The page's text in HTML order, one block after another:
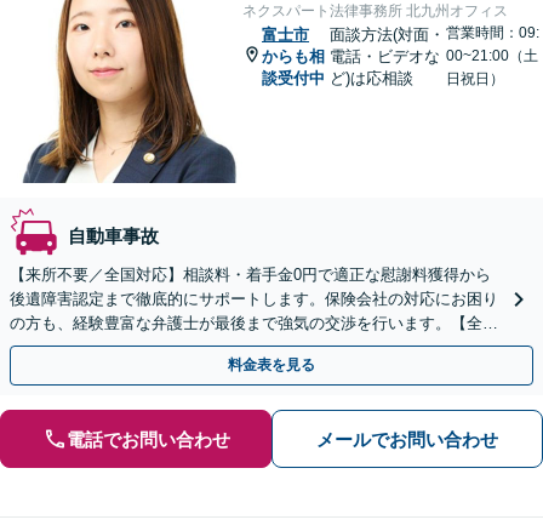
ネクスパート法律事務所 北九州オフィス
富士市
からも相
談受付中
面談方法(対面・
電話・ビデオな
ど)は応相談
営業時間：09:
00~21:00（土
日祝日）
自動車事故
【来所不要／全国対応】相談料・着手金0円で適正な慰謝料獲得から
後遺障害認定まで徹底的にサポートします。保険会社の対応にお困り
の方も、経験豊富な弁護士が最後まで強気の交渉を行います。【全国
13拠点】お気軽にご相談ください。
料金表を見る
電話でお問い合わせ メールでお問い合わせ